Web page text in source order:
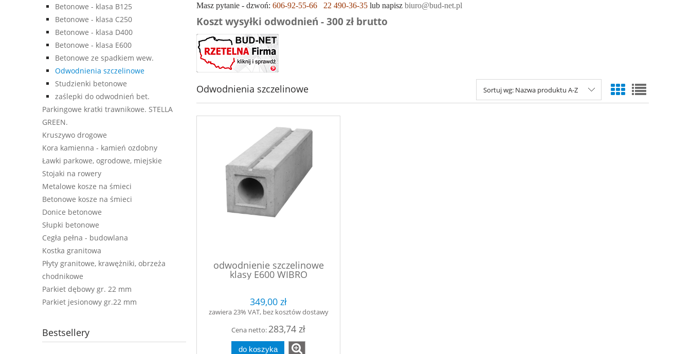
Betonowe - klasa B125
Betonowe - klasa C250
Betonowe - klasa D400
Betonowe - klasa E600
Betonowe ze spadkiem wew.
Odwodnienia szczelinowe
Studzienki betonowe
zaślepki do odwodnień bet.
Parkingowe kratki trawnikowe. STELLA
GREEN.
Kruszywo drogowe
Kora kamienna - kamień ozdobny
Ławki parkowe, ogrodowe, miejskie
Stojaki na rowery
Metalowe kosze na śmieci
Betonowe kosze na śmieci
Donice betonowe
Słupki betonowe
Cegła pełna - budowlana
Kostka granitowa
Płyty granitowe, krawężniki, obrzeża
chodnikowe
Parkiet dębowy gr. 22 mm
Parkiet jesionowy gr.22 mm
Bestsellery
Masz pytanie - dzwoń: 606-92-55-66 22 490-36-35 lub napisz biuro@bud-net.pl
Koszt wysyłki odwodnień - 300 zł brutto
Odwodnienia szczelinowe Sortuj wg: Nazwa produktu A-Z
odwodnienie szczelinowe
klasy E600 WIBRO
kod:0727/1000x300x300/E600/D400
349,00 zł
zawiera 23% VAT, bez kosztów dostawy
Cena netto: 283,74 zł
do koszyka